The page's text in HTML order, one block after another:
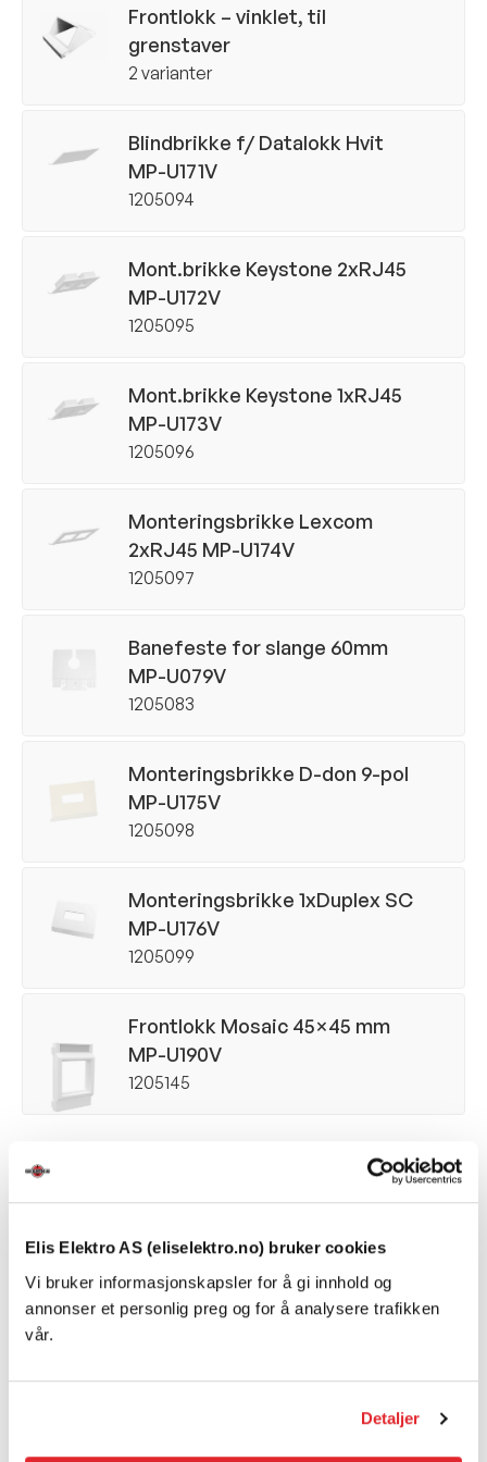
Elis Elektro AS (eliselektro.no) bruker cookies
Vi bruker informasjonskapsler for å gi innhold og
annonser et personlig preg og for å analysere trafikken
vår.
Detaljer
Frontlokk – vinklet, til
grenstaver
2 varianter
Blindbrikke f/ Datalokk Hvit
MP-U171V
1205094
Mont.brikke Keystone 2xRJ45
MP-U172V
1205095
Mont.brikke Keystone 1xRJ45
MP-U173V
1205096
Monteringsbrikke Lexcom
2xRJ45 MP-U174V
1205097
Banefeste for slange 60mm
MP-U079V
1205083
Monteringsbrikke D-don 9-pol
MP-U175V
1205098
Monteringsbrikke 1xDuplex SC
MP-U176V
1205099
Frontlokk Mosaic 45×45 mm
MP-U190V
1205145